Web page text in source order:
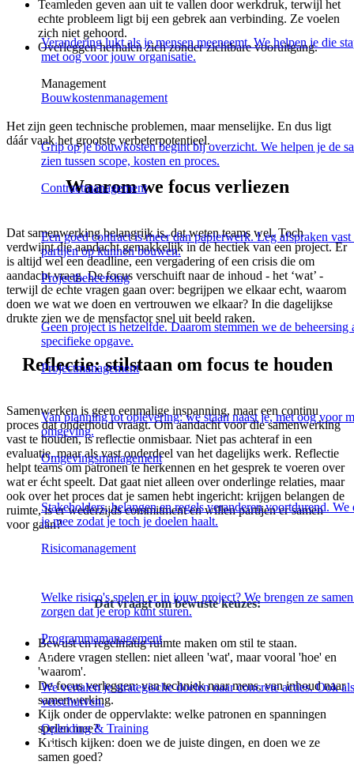
Verandering lukt als je mensen meeneemt. We helpen je die
met oog voor jouw organisatie.
Management
Bouwkostenmanagement
Grip op je bouwkosten begint bij overzicht. We helpen je de
zien tussen scope, kosten en proces.
Contractmanagement
Een goed contract is meer dan papierwerk. Leg afspraken
partijen op kunnen bouwen.
Projectbeheersing
Geen project is hetzelfde. Daarom stemmen we de
specifieke opgave.
Projectmanagement
Van planning tot oplevering: we staan naast je, met oog voor
omgeving.
Omgevingsmanagement
Stakeholders, belangen en regels veranderen voortdurend. We
je mee zodat je toch je doelen haalt.
Risicomanagement
Welke risico's spelen er in jouw project? We brengen ze
zorgen dat je erop kunt sturen.
Programmamanagement
We vertalen je strategische doelen naar concrete acties. Ook
verschuiven.
Opleiding & Training
Teamleden geven aan uit te vallen door werkdruk, terwijl het
echte probleem ligt bij een gebrek aan verbinding. Ze voelen
zich niet gehoord.
Overleggen herhalen zich zonder zichtbare vooruitgang.
Het zijn geen technische problemen, maar menselijke. En dus ligt
dáár vaak het grootste verbeterpotentieel.
Waarom we focus verliezen
Dat samenwerking belangrijk is, dat weten teams wel. Toch
verdwijnt die aandacht gemakkelijk in de hectiek van een project. Er
is altijd wel een deadline, een vergadering of een crisis die om
aandacht vraag. De focus verschuift naar de inhoud - het ‘wat’ -
terwijl de echte vragen gaan over: begrijpen we elkaar echt, waarom
doen we wat we doen en vertrouwen we elkaar? In die dagelijkse
drukte zien we de mensfactor snel uit beeld raken.
Reflectie: stilstaan om focus te houden
Samenwerken is geen eenmalige inspanning, maar een continu
proces dat onderhoud vraagt. Om aandacht voor die samenwerking
vast te houden, is reflectie onmisbaar. Niet pas achteraf in een
evaluatie, maar als vast onderdeel van het dagelijks werk. Reflectie
helpt teams om patronen te herkennen en het gesprek te voeren over
wat er écht speelt. Dat gaat niet alleen over onderlinge relaties, maar
ook over het proces dat je samen hebt ingericht: krijgen belangen de
ruimte, is er wederzijds commitment en willen partijen er samen
voor gaan?
Dat vraagt om bewuste keuzes:
Bewust en regelmatig ruimte maken om stil te staan.
Andere vragen stellen: niet alleen 'wat', maar vooral 'hoe' en
'waarom'.
De focus verleggen: van techniek naar mens, van inhoud naar
samenwerking.
Kijk onder de oppervlakte: welke patronen en spanningen
spelen mee?
Kritisch kijken: doen we de juiste dingen, en doen we ze
samen goed?